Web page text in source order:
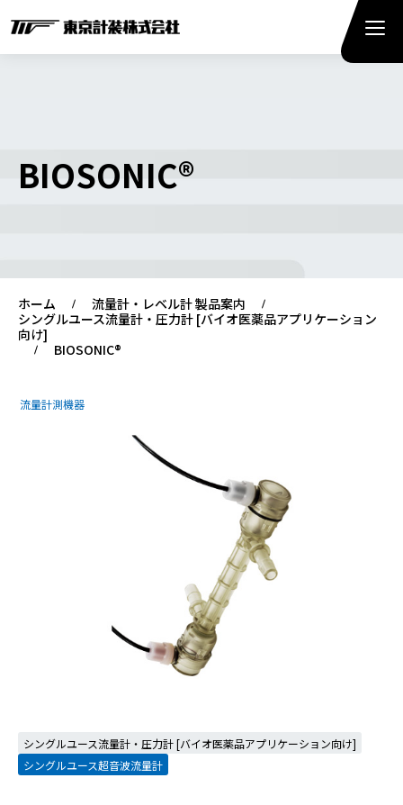
BIOSONIC®
ホーム
流量計・レベル計 製品案内
シングルユース流量計・圧力計 [バイオ医薬品アプリケーション
向け]
BIOSONIC®
流量計測機器
シングルユース流量計・圧力計 [バイオ医薬品アプリケーション向け]
シングルユース超音波流量計